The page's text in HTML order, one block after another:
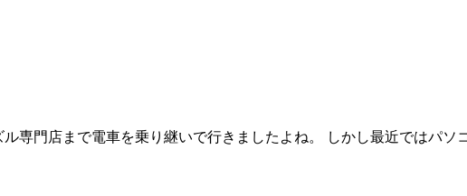
専門店まで電車を乗り継いで行きましたよね。 しかし最近ではパソ